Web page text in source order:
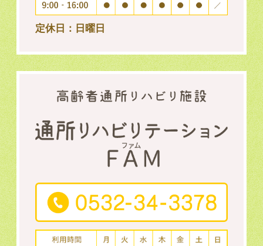
定休日：日曜日